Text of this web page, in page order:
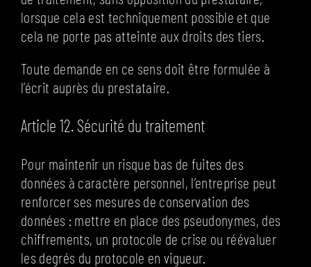
lorsque cela est techniquement possible et que
cela ne porte pas atteinte aux droits des tiers.
Toute demande en ce sens doit être formulée à
l’écrit auprès du prestataire.
Article 12. Sécurité du traitement
Pour maintenir un risque bas de fuites des
données à caractère personnel, l’entreprise peut
renforcer ses mesures de conservation des
données : mettre en place des pseudonymes, des
chiffrements, un protocole de crise ou réévaluer
les degrés du protocole en vigueur.